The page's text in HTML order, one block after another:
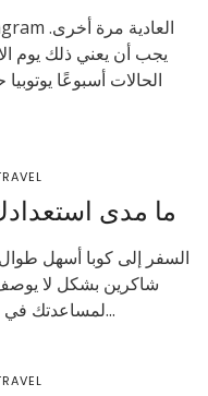
يجب أن يعني ذلك يوم
الحالات أسبوعًا
ما مدى
السفر إلى كوبا أسهل
شاكرين بشكل لا يوصف
لمساعدتك في الوصول إلى هذا البلد المتميز ، انضممنا...